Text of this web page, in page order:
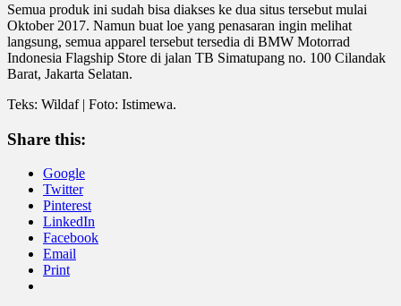
Semua produk ini sudah bisa diakses ke dua situs tersebut mulai
Oktober 2017. Namun buat loe yang penasaran ingin melihat
langsung, semua apparel tersebut tersedia di BMW Motorrad
Indonesia Flagship Store di jalan TB Simatupang no. 100 Cilandak
Barat, Jakarta Selatan.
Teks: Wildaf | Foto: Istimewa.
Share this:
Google
Twitter
Pinterest
LinkedIn
Facebook
Email
Print